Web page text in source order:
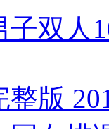
双人
版